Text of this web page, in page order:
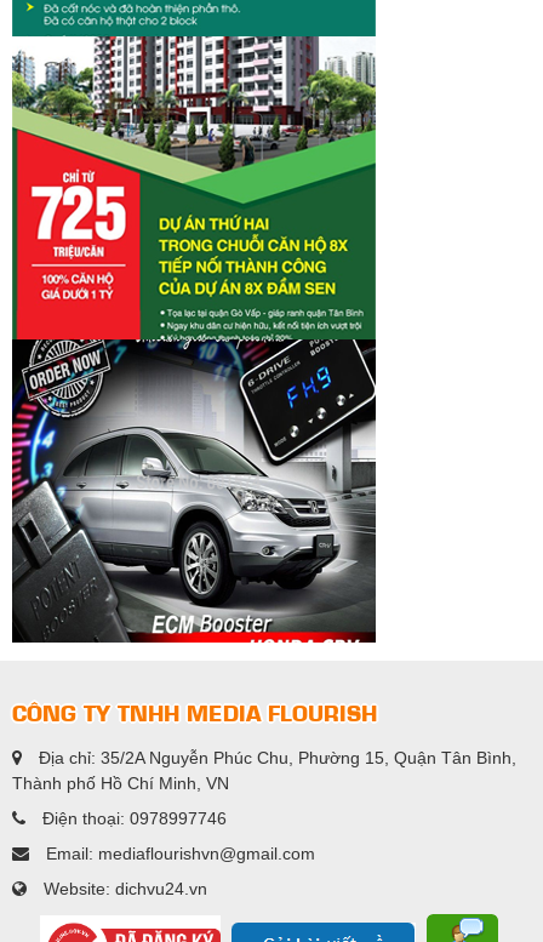
CÔNG TY TNHH MEDIA FLOURISH
Địa chỉ: 35/2A Nguyễn Phúc Chu, Phường 15, Quận Tân Bình,
Thành phố Hồ Chí Minh, VN
Điện thoại: 0978997746
Email: mediaflourishvn@gmail.com
Website: dichvu24.vn